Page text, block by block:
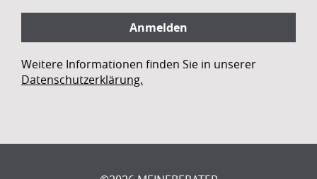
Weitere Informationen finden Sie in unserer
Datenschutzerklärung.